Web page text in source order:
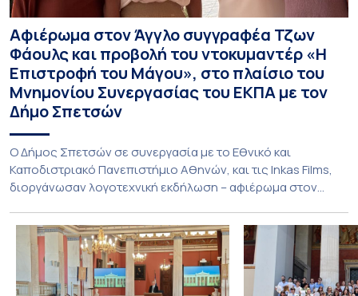
Αφιέρωμα στον Άγγλο συγγραφέα Τζων
Φάουλς και προβολή του ντοκυμαντέρ «Η
Επιστροφή του Μάγου», στο πλαίσιο του
Μνημονίου Συνεργασίας του ΕΚΠΑ με τον
Δήμο Σπετσών
Ο Δήμος Σπετσών σε συνεργασία με το Εθνικό και
Καποδιστριακό Πανεπιστήμιο Αθηνών, και τις Inkas Films,
διοργάνωσαν λογοτεχνική εκδήλωση – αφιέρωμα στον
20ού αιώνα, με την προβολή του ντοκυμαντέρ «Η
επιστροφή του Μάγου». Η εκδήλωση διοργανώθηκε στο
πλαίσιο της συνεργασίας του Δήμου Σπετσών και του
Εθνικού και Καποδιστριακού […]